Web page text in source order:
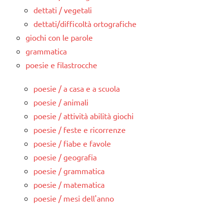
dettati / vegetali
dettati/difficoltà ortografiche
giochi con le parole
grammatica
poesie e filastrocche
poesie / a casa e a scuola
poesie / animali
poesie / attività abilità giochi
poesie / feste e ricorrenze
poesie / fiabe e favole
poesie / geografia
poesie / grammatica
poesie / matematica
poesie / mesi dell'anno